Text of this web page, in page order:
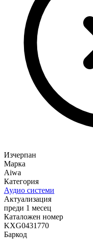
Изчерпан
Марка
Aiwa
Категория
Аудио системи
Актуализация
преди 1 месец
Каталожен номер
KXG0431770
Баркод